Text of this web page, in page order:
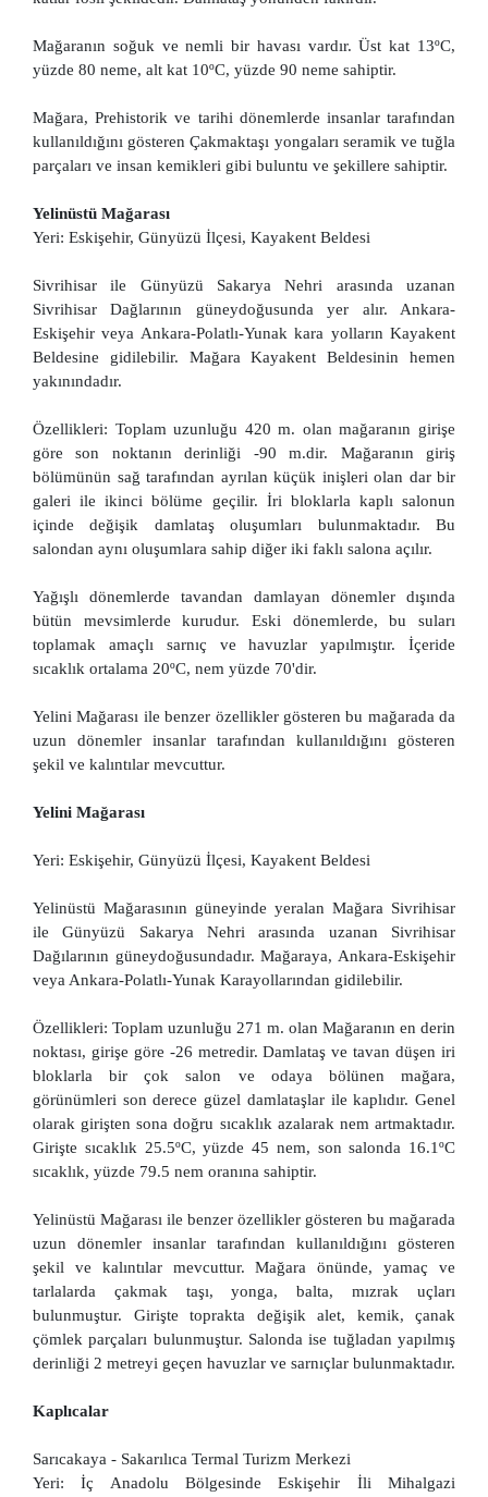
Mağaranın soğuk ve nemli bir havası vardır. Üst kat 13ºC,
yüzde 80 neme, alt kat 10ºC, yüzde 90 neme sahiptir.
Mağara, Prehistorik ve tarihi dönemlerde insanlar tarafından
kullanıldığını gösteren Çakmaktaşı yongaları seramik ve tuğla
parçaları ve insan kemikleri gibi buluntu ve şekillere sahiptir.
Yelinüstü Mağarası
Yeri: Eskişehir, Günyüzü İlçesi, Kayakent Beldesi
Sivrihisar ile Günyüzü Sakarya Nehri arasında uzanan
Sivrihisar Dağlarının güneydoğusunda yer alır. Ankara-
Eskişehir veya Ankara-Polatlı-Yunak kara yolların Kayakent
Beldesine gidilebilir. Mağara Kayakent Beldesinin hemen
yakınındadır.
Özellikleri: Toplam uzunluğu 420 m. olan mağaranın girişe
göre son noktanın derinliği -90 m.dir. Mağaranın giriş
bölümünün sağ tarafından ayrılan küçük inişleri olan dar bir
galeri ile ikinci bölüme geçilir. İri bloklarla kaplı salonun
içinde değişik damlataş oluşumları bulunmaktadır. Bu
salondan aynı oluşumlara sahip diğer iki faklı salona açılır.
Yağışlı dönemlerde tavandan damlayan dönemler dışında
bütün mevsimlerde kurudur. Eski dönemlerde, bu suları
toplamak amaçlı sarnıç ve havuzlar yapılmıştır. İçeride
sıcaklık ortalama 20ºC, nem yüzde 70'dir.
Yelini Mağarası ile benzer özellikler gösteren bu mağarada da
uzun dönemler insanlar tarafından kullanıldığını gösteren
şekil ve kalıntılar mevcuttur.
Yelini Mağarası
Yeri: Eskişehir, Günyüzü İlçesi, Kayakent Beldesi
Yelinüstü Mağarasının güneyinde yeralan Mağara Sivrihisar
ile Günyüzü Sakarya Nehri arasında uzanan Sivrihisar
Dağılarının güneydoğusundadır. Mağaraya, Ankara-Eskişehir
veya Ankara-Polatlı-Yunak Karayollarından gidilebilir.
Özellikleri: Toplam uzunluğu 271 m. olan Mağaranın en derin
noktası, girişe göre -26 metredir. Damlataş ve tavan düşen iri
bloklarla bir çok salon ve odaya bölünen mağara,
görünümleri son derece güzel damlataşlar ile kaplıdır. Genel
olarak girişten sona doğru sıcaklık azalarak nem artmaktadır.
Girişte sıcaklık 25.5ºC, yüzde 45 nem, son salonda 16.1ºC
sıcaklık, yüzde 79.5 nem oranına sahiptir.
Yelinüstü Mağarası ile benzer özellikler gösteren bu mağarada
uzun dönemler insanlar tarafından kullanıldığını gösteren
şekil ve kalıntılar mevcuttur. Mağara önünde, yamaç ve
tarlalarda çakmak taşı, yonga, balta, mızrak uçları
bulunmuştur. Girişte toprakta değişik alet, kemik, çanak
çömlek parçaları bulunmuştur. Salonda ise tuğladan yapılmış
derinliği 2 metreyi geçen havuzlar ve sarnıçlar bulunmaktadır.
Kaplıcalar
Sarıcakaya - Sakarılıca Termal Turizm Merkezi
Yeri: İç Anadolu Bölgesinde Eskişehir İli Mihalgazi